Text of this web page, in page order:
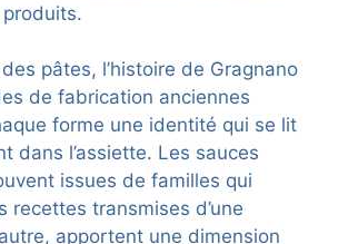
pâtes, l’histoire de Gragnano
de fabrication anciennes
forme une identité qui se lit
dans l’assiette. Les sauces
issues de familles qui
recettes transmises d’une
apportent une dimension